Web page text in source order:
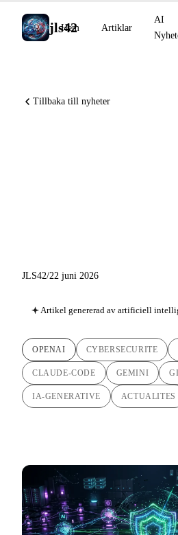
jls42
Hem Artiklar
AI
Tillbaka till nyheter
JLS42/22 juni 2026
Artikel genererad av artificiell
OPENAI CYBERSECURITE
CLAUDE-CODE GEMINI
IA-GENERATIVE ACTUALITES